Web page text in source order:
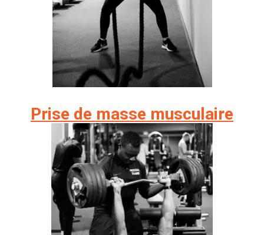
Prise de masse musculaire